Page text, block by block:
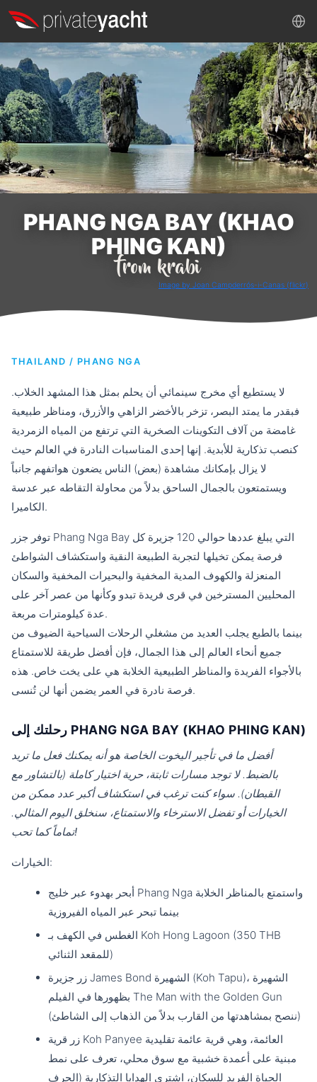
PHANG NGA BAY (KHAO
PHING KAN)
from krabi
Image by Joan Campderrós-i-Canas (flickr)
THAILAND / PHANG NGA
لا يستطيع أي مخرج سينمائي أن يحلم بمثل هذا المشهد الخلاب.
فبقدر ما يمتد البصر، تزخر بالأخضر الزاهي والأزرق، ومناظر طبيعية
غامضة من آلاف التكوينات الصخرية التي ترتفع من المياه الزمردية
كنصب تذكارية للأبدية. إنها إحدى المناسبات النادرة في العالم حيث
لا يزال بإمكانك مشاهدة (بعض) الناس يضعون هواتفهم جانباً
ويستمتعون بالجمال الساحق بدلاً من محاولة التقاطه عبر عدسة
الكاميرا.
توفر جزر Phang Nga Bay التي يبلغ عددها حوالي 120 جزيرة كل
فرصة يمكن تخيلها لتجربة الطبيعة النقية واستكشاف الشواطئ
المنعزلة والكهوف المدية المخفية والبحيرات المخفية والسكان
المحليين المسترخين في قرى فريدة تبدو وكأنها من عصر آخر على
عدة كيلومترات مربعة.
بينما بالطبع يجلب العديد من مشغلي الرحلات السياحية الضيوف من
جميع أنحاء العالم إلى هذا الجمال، فإن أفضل طريقة للاستمتاع
بالأجواء الفريدة والمناظر الطبيعية الخلابة هي على يخت خاص. هذه
فرصة نادرة في العمر يضمن أنها لن تُنسى.
رحلتك إلى PHANG NGA BAY (KHAO PHING KAN)
أفضل ما في تأجير اليخوت الخاصة هو أنه يمكنك فعل ما تريد
بالضبط. لا توجد مسارات ثابتة، حرية اختيار كاملة (بالتشاور مع
القبطان). سواء كنت ترغب في استكشاف أكبر عدد ممكن من
الخيارات أو تفضل الاسترخاء والاستمتاع، سنخلق اليوم المثالي.
تماماً كما تحب!
الخيارات:
أبحر بهدوء عبر خليج Phang Nga واستمتع بالمناظر الخلابة
بينما تبحر عبر المياه الفيروزية
الغطس في الكهف بـ Koh Hong Lagoon (350 THB
للمقعد الثنائي)
زر جزيرة James Bond الشهيرة (Koh Tapu)، الشهيرة
بظهورها في الفيلم The Man with the Golden Gun
(ننصح بمشاهدتها من القارب بدلاً من الذهاب إلى الشاطئ)
زر قرية Koh Panyee العائمة، وهي قرية عائمة تقليدية
مبنية على أعمدة خشبية مع سوق محلي، تعرف على نمط
الحياة الفريد للسكان، اشتري الهدايا التذكارية (الحرف